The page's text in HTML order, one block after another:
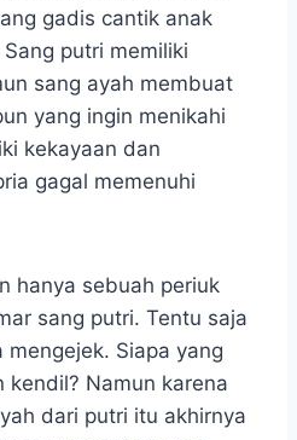
gadis cantik anak
putri memiliki
sang ayah membuat
yang ingin menikahi
kekayaan dan
gagal memenuhi
hanya sebuah periuk
sang putri. Tentu saja
Siapa yang
kendil? Namun karena
dari putri itu akhirnya